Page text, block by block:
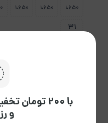
1،650 1،650 1،650
31
راهنمای تقویم
با ۲۰۰
و